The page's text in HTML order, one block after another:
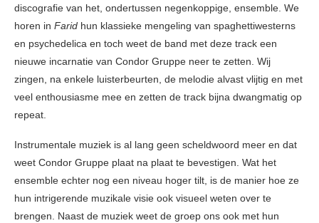
discografie van het, ondertussen negenkoppige, ensemble. We
horen in Farid hun klassieke mengeling van spaghettiwesterns
en psychedelica en toch weet de band met deze track een
nieuwe incarnatie van Condor Gruppe neer te zetten. Wij
zingen, na enkele luisterbeurten, de melodie alvast vlijtig en met
veel enthousiasme mee en zetten de track bijna dwangmatig op
repeat.
Instrumentale muziek is al lang geen scheldwoord meer en dat
weet Condor Gruppe plaat na plaat te bevestigen. Wat het
ensemble echter nog een niveau hoger tilt, is de manier hoe ze
hun intrigerende muzikale visie ook visueel weten over te
brengen. Naast de muziek weet de groep ons ook met hun